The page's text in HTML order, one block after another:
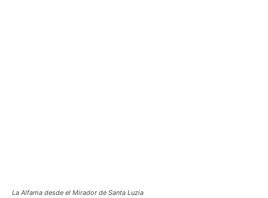
La Alfama desde el Mirador de Santa Luzia